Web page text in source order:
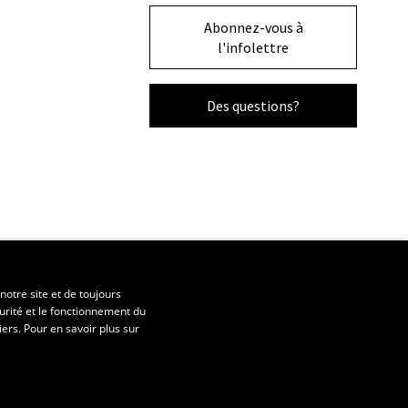
Abonnez-vous à
l'infolettre
Des questions?
site et de toujours
et le fonctionnement du
Pour en savoir plus sur